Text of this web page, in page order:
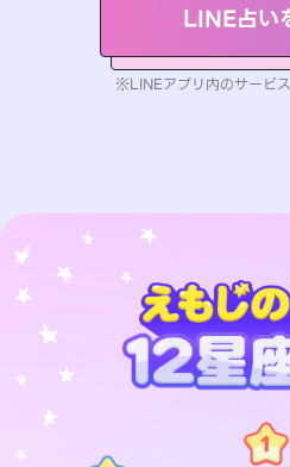
LINE占い
※LINEアプリ内のサービ